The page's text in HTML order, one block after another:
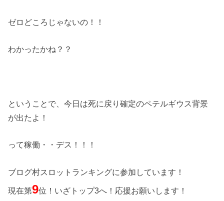
ゼロどころじゃないの！！
わかったかね？？
ということで、今日は死に戻り確定のペテルギウス背景
が出たよ！
って稼働・・デス！！！
ブログ村スロットランキングに参加しています！
現在第9位！いざトップ3へ！応援お願いします！